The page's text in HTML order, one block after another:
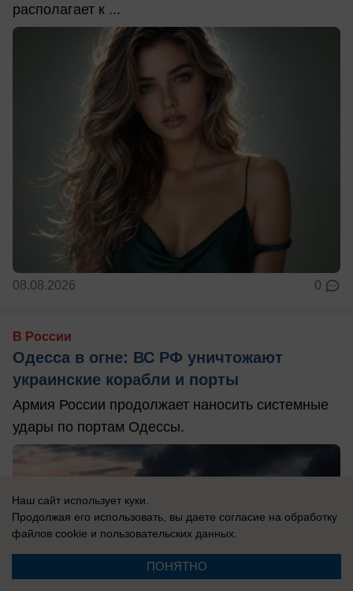
располагает к ...
08.08.2026 0
В России
Одесса в огне: ВС РФ уничтожают
украинские корабли и порты
Армия России продолжает наносить системные
удары по портам Одессы.
Наш сайт использует куки.
Продолжая его использовать, вы даете согласие на обработку
файлов cookie и пользовательских данных.
ПОНЯТНО